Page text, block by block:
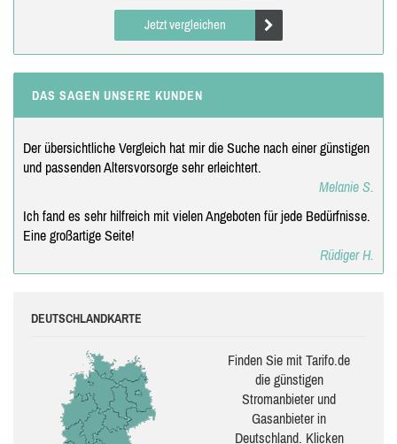
Jetzt vergleichen
DAS SAGEN UNSERE KUNDEN
Der übersichtliche Vergleich hat mir die Suche nach einer günstigen
und passenden Altersvorsorge sehr erleichtert.
Melanie S.
Ich fand es sehr hilfreich mit vielen Angeboten für jede Bedürfnisse.
Eine großartige Seite!
Rüdiger H.
DEUTSCHLANDKARTE
Finden Sie mit Tarifo.de
die güns­ti­gen
Stromanbieter und
Gasanbieter in
Deutschland. Klicken